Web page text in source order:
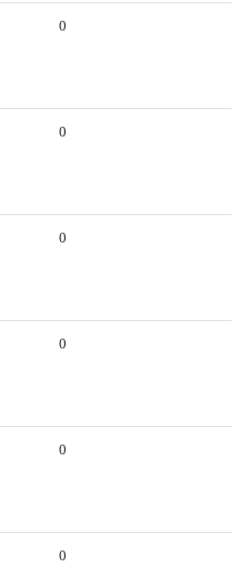
0
0
0
0
0
0